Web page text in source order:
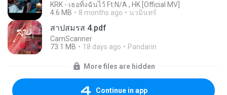
KRK - เธอทิ้งฉันไว้ Ft.N/A , HK [Official MV]
4.6 MB
8 months ago นวมินทร์
สาปสมรส 4.pdf
CamScanner
73.1 MB
18 days ago Pandarin
More files are hidden
Continue in app